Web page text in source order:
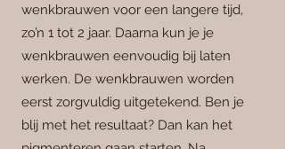
wenkbrauwen voor een langere tijd,
zo’n 1 tot 2 jaar. Daarna kun je je
wenkbrauwen eenvoudig bij laten
werken. De wenkbrauwen worden
eerst zorgvuldig uitgetekend. Ben je
blij met het resultaat? Dan kan het